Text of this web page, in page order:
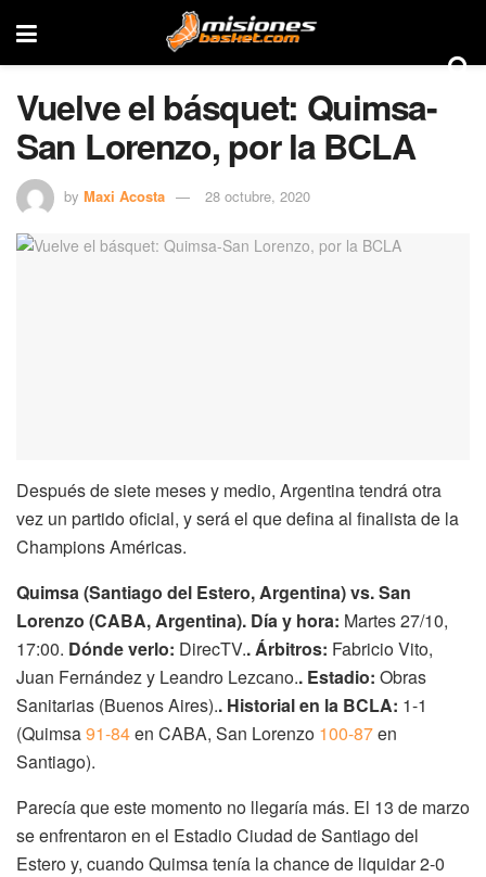
Vuelve el básquet: Quimsa-
San Lorenzo, por la BCLA
by Maxi Acosta 28 octubre, 2020
Después de siete meses y medio, Argentina tendrá otra
vez un partido oficial, y será el que defina al finalista de la
Champions Américas.
Quimsa (Santiago del Estero, Argentina) vs. San
Lorenzo (CABA, Argentina). Día y hora: Martes 27/10,
17:00. Dónde verlo: DirecTV.. Árbitros: Fabricio Vito,
Juan Fernández y Leandro Lezcano.. Estadio: Obras
Sanitarias (Buenos Aires).. Historial en la BCLA: 1-1
(Quimsa91-84en CABA, San Lorenzo 100-87en
Santiago).
Parecía que este momento no llegaría más. El 13 de marzo
se enfrentaron en el Estadio Ciudad de Santiago del
Estero y, cuando Quimsa tenía la chance de liquidar 2-0